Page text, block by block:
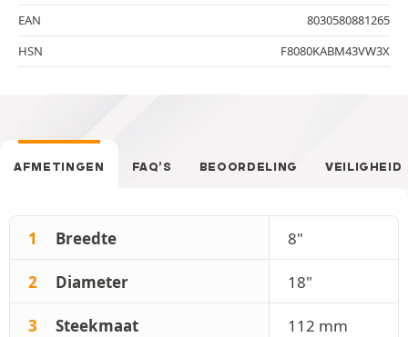
EAN
8030580881265
HSN
F8080KABM43VW3X
AFMETINGEN FAQ’S BEOORDELING VEILIGHEID
1 Breedte 8"
2 Diameter 18"
3 Steekmaat 112 mm